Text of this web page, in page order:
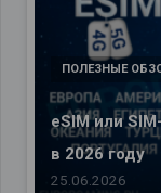
eSIM или
в 2026 году
ПОЛЕЗНЫЕ
25.06.2026